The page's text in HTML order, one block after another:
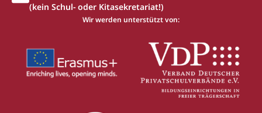
(kein Schul- oder Kitasekretariat!)
Wir werden unterstützt von: